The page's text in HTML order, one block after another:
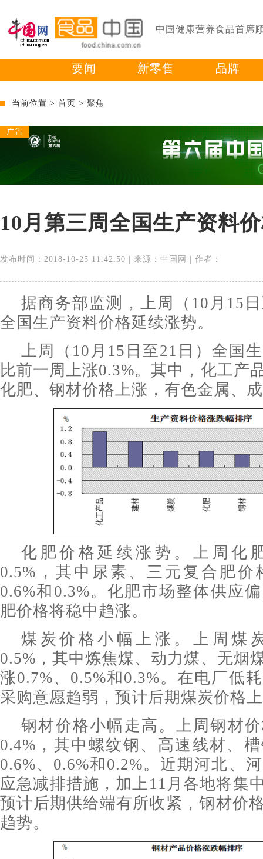
中国健康营养食品首席
要闻 新零售 品牌
当前位置 > 首页 > 聚焦
10月第三周全国生产资料
发布时间：2018-10-25 11:42:50 | 来源：中国网 | 作者：
据商务部监测，上周（10月15
全国生产资料价格延续涨势。
上周（10月15日至21日）全国
比前一周上涨0.3%。其中，化工产
化肥、钢材价格上涨，有色金属、
化肥价格延续涨势。上周化
0.5%，其中尿素、三元复合肥价
0.6%和0.3%。化肥市场整体供应
肥价格将稳中趋涨。
煤炭价格小幅上涨。上周煤
0.5%，其中炼焦煤、动力煤、无烟
涨0.7%、0.5%和0.3%。在电厂低
采购意愿趋弱，预计后期煤炭价格
钢材价格小幅走高。上周钢材
0.4%，其中螺纹钢、高速线材、
0.6%、0.6%和0.2%。近期河北、
应急减排措施，加上11月各地将集
预计后期供给端有所收紧，钢材价
趋势。